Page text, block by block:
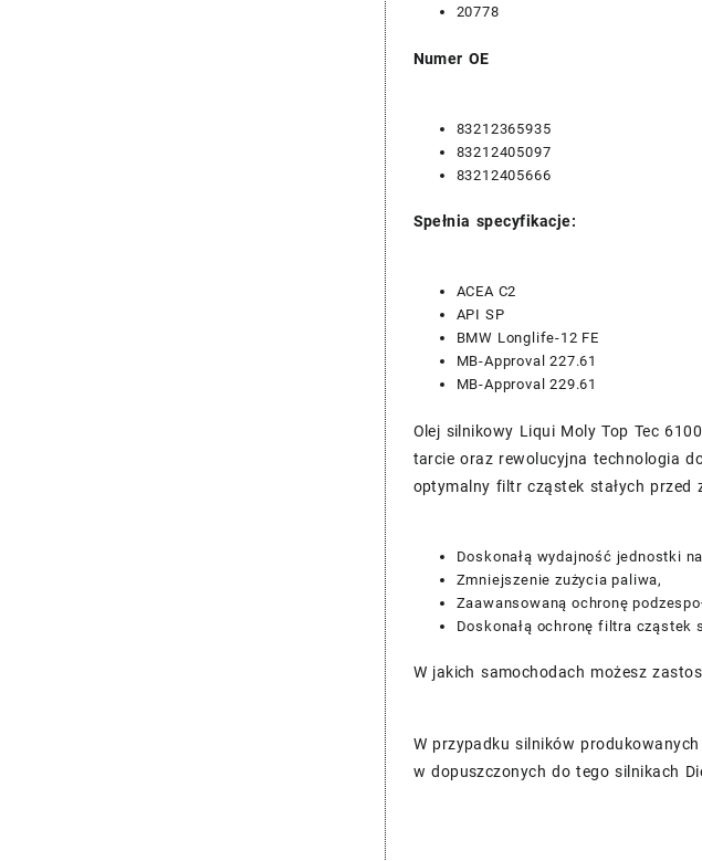
20778
Numer OE
83212365935
83212405097
83212405666
Spełnia specyfikacje:
ACEA C2
API SP
BMW Longlife-12 FE
MB-Approval 227.61
MB-Approval 229.61
Olej silnikowy Liqui Moly Top Tec
tarcie oraz rewolucyjna technologia
optymalny filtr cząstek stałych przed
Doskonałą wydajność jednostki
Zmniejszenie zużycia paliwa,
Zaawansowaną ochronę
Doskonałą ochronę filtra cząstek
W jakich samochodach możesz
W przypadku silników
w dopuszczonych do tego silnikach